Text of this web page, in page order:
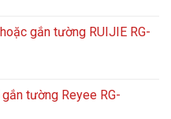
gắn tường RUIJIE RG-
tường Reyee RG-